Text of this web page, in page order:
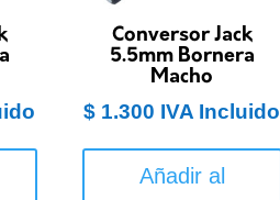
Conversor Jack
5.5mm Bornera
Macho
$ 1.300 IVA Incluido
Añadir al